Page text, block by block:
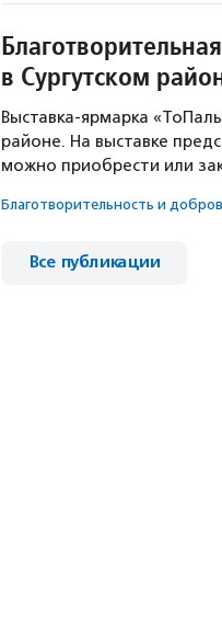
в Сургутском
Выставка-ярмарка
районе. На выставке
можно приобрести или
Благотвори­тель­ность и
Все публикации